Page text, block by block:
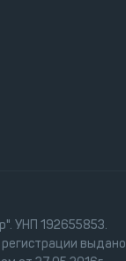
УНП 192655853.
выдано